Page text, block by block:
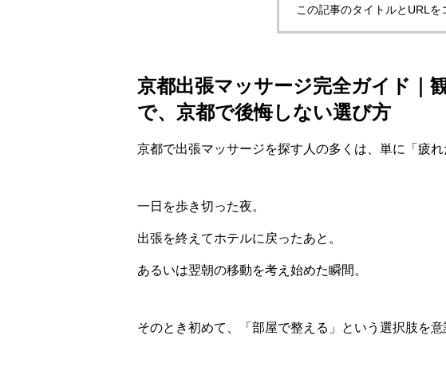
この記事のタイトルとURLを
京都出張マッサージ完全ガイド｜
で、京都で後悔しない選び方
京都で出張マッサージを探す人の多くは、単に「疲れ
一日を歩き切った夜。
出張を終えてホテルに戻ったあと。
あるいは翌朝の移動を考え始めた瞬間。
そのとき初めて、「部屋で整える」という選択肢を意